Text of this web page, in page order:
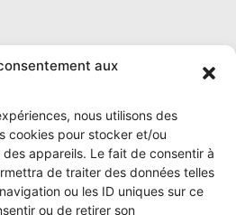
aux
nous utilisons des
cookies pour stocker et/ou
appareils. Le fait de consentir à
de traiter des données telles
ou les ID uniques sur ce
ou de retirer son